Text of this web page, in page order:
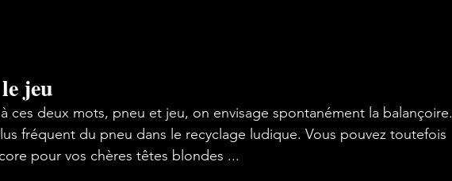
jeu
ces deux mots, pneu et jeu, on envisage spontanément la balançoire.
fréquent du pneu dans le recyclage ludique. Vous pouvez toutefois
pour vos chères têtes blondes ...